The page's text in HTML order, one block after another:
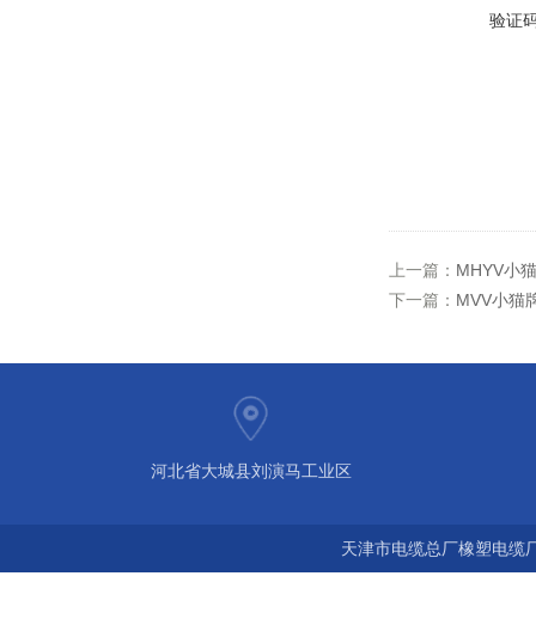
验证
上一篇： MHYV小
下一篇： MVV小猫
河北省大城县刘演马工业区
天津市电缆总厂橡塑电